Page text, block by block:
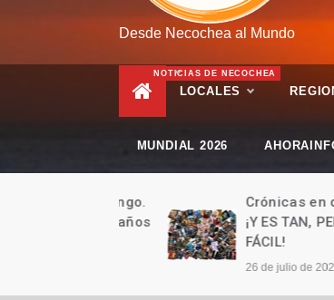
Desde Necochea al Mundo
LOCALES
NOTICIAS DE NECOCHEA
MUNDIAL 2026
Crónicas en
¡Y ES TAN, PERO
FÁCIL!
26 de julio de 2026